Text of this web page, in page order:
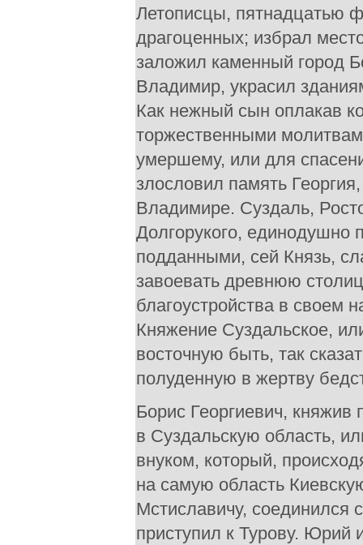
Летописцы, пятнадцатью
драгоценных; избрал
заложил каменный город
Владимир, украсил
Как нежный сын оплакав
торжественными
умершему, или для
злословил память
Владимире. Суздаль,
Долгорукого,
подданными, сей Князь,
завоевать древнюю
благоустройства в своем
Княжение Суздальское,
восточную быть, так
полуденную в жертву
Борис Георгиевич,
в Суздальскую область,
внуком, который,
на самую область
Мстиславичу,
приступил к Турову. Юрий